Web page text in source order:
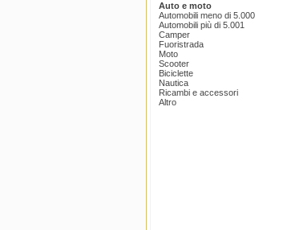
Auto e moto
Automobili meno di 5.000
Automobili più di 5.001
Camper
Fuoristrada
Moto
Scooter
Biciclette
Nautica
Ricambi e accessori
Altro